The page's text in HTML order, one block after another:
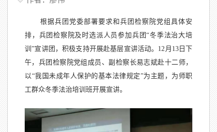
根据兵团党委部署要求和兵团检察院党组具体安
排，兵团检察院及时选派人员参加兵团“冬季法治大培
训”宣讲团，积极支持开展赴基层宣讲活动。12月13日下
午，兵团检察院党组成员、副检察长易志斌赴十二师，
以“我国未成年人保护的基本法律规定”为主题，为师职
工群众冬季法治培训班开展宣讲。